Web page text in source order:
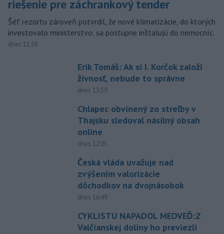
riešenie pre záchrankový tender
Šéf rezortu zároveň potvrdil, že nové klimatizácie, do ktorých
investovalo ministerstvo, sa postupne inštalujú do nemocníc.
dnes 11:58
Erik Tomáš: Ak si I. Korčok založí
živnosť, nebude to správne
dnes 13:59
Chlapec obvinený zo streľby v
Thajsku sledoval násilný obsah
online
dnes 12:01
Česká vláda uvažuje nad
zvýšením valorizácie
dôchodkov na dvojnásobok
dnes 16:49
CYKLISTU NAPADOL MEDVEĎ:Z
Valčianskej doliny ho previezli